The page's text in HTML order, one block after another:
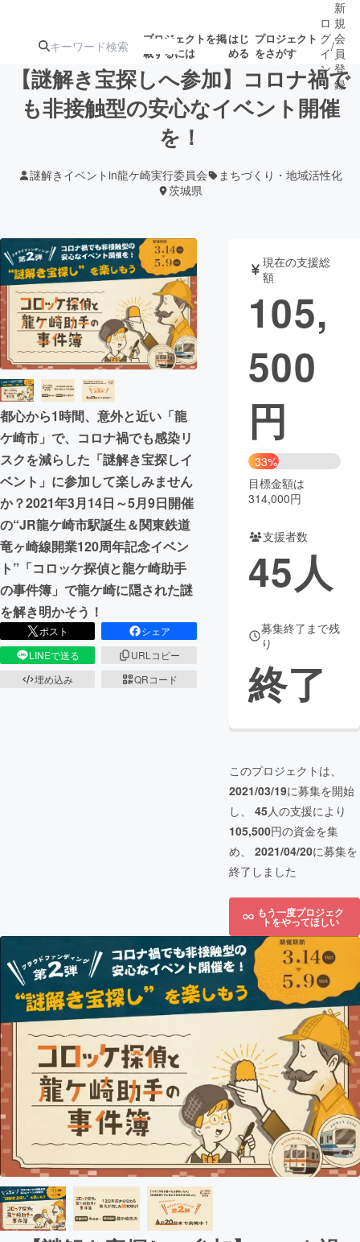
プロジェクトを掲
載するには
はじ
める
プロジェクト
をさがす
注目の新着プロ
テクノロジー・ガジェット ゲーム・サ
映像・映画 書籍・雑誌
ビジネス・起業
まちづくり・地域活性化
CAMPFIRE for Social Good
CAMPFIRE Creation
CAMPFIREふるさと納税machi-ya コミュニティ
ロ
グ
イ
ン
/
新
規
会
員
登
録
【謎解き宝探しへ参加】コロナ禍で
も非接触型の安心なイベント開催
を！
謎解きイベントin龍ケ崎実行委員会
まちづくり・地域活性化
茨城県
都心から1時間、意外と近い「龍
ケ崎市」で、コロナ禍でも感染リ
スクを減らした「謎解き宝探しイ
ベント」に参加して楽しみません
か？2021年3月14日～5月9日開催
の“JR龍ケ崎市駅誕生＆関東鉄道
竜ヶ崎線開業120周年記念イベン
ト”「コロッケ探偵と龍ケ崎助手
の事件簿」で龍ケ崎に隠された謎
を解き明かそう！
ポスト
シェア
LINEで送る
URLコピー
埋め込み
QRコード
現在の支援総
額
105,
500
円
33%
目標金額は
314,000円
支援者数
45人
募集終了まで残
り
終了
このプロジェクトは、
2021/03/19に募集を開始
し、 45人の支援により
105,500円の資金を集
め、 2021/04/20に募集を
終了しました
もう一度プロジェク
トをやってほしい